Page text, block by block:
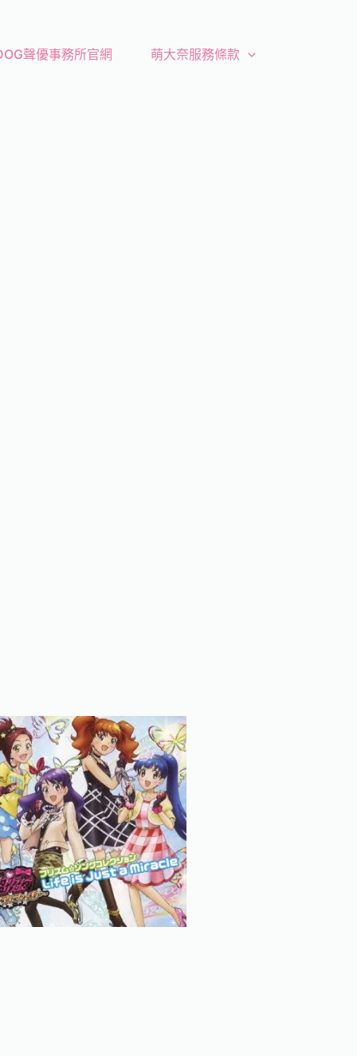
聲優事務所官網 萌大奈服務條款